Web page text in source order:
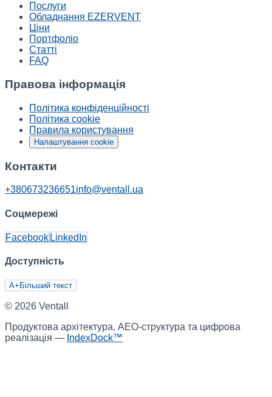
Послуги
Обладнання EZERVENT
Ціни
Портфоліо
Статті
FAQ
Правова інформація
Політика конфіденційності
Політика cookie
Правила користування
Налаштування cookie
Контакти
+380673236651info@ventall.ua
Соцмережі
Facebook LinkedIn
Доступність
A+ Більший текст
© 2026 Ventall
Продуктова архітектура, AEO-структура та цифрова
реалізація — IndexDock™